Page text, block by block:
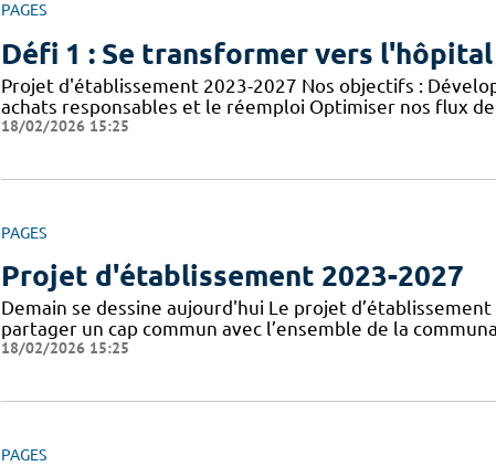
PAGES
Défi 1 : Se transformer vers l'hôpital
Projet d'établissement 2023-2027 Nos objectifs :
achats responsables et le réemploi Optimiser nos flux
18/02/2026 15:25
PAGES
Projet d'établissement 2023-2027
Demain se dessine aujourd'hui Le projet
partager un cap commun avec l’ensemble de la
18/02/2026 15:25
PAGES